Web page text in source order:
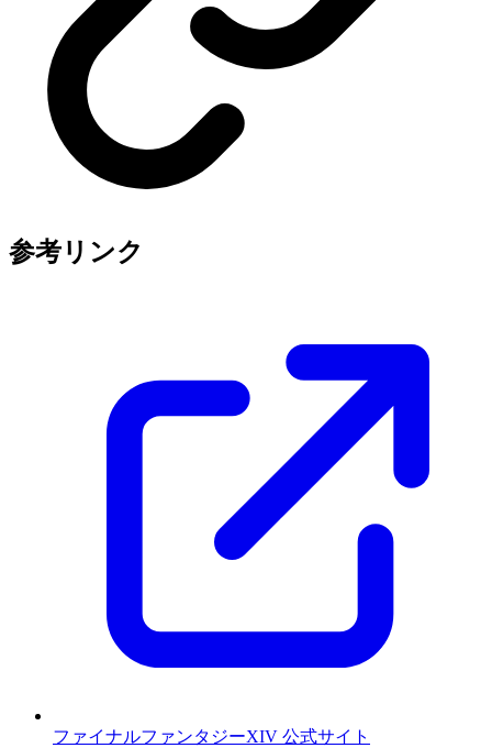
参考リンク
ファイナルファンタジーXIV 公式サイト